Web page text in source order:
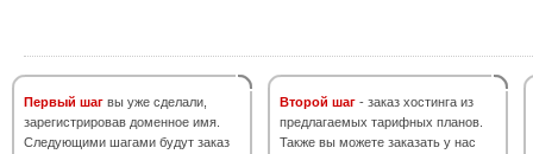
Первый шаг вы уже сделали,
зарегистрировав доменное имя.
Следующими шагами будут заказ
Второй шаг - заказ хостинга из
предлагаемых тарифных планов.
Также вы можете заказать у нас